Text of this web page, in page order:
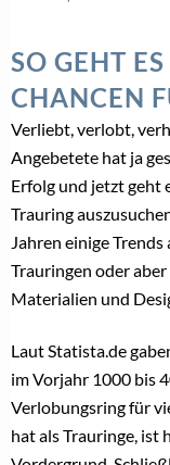
unverzichtbar sind
11. Februar 2026